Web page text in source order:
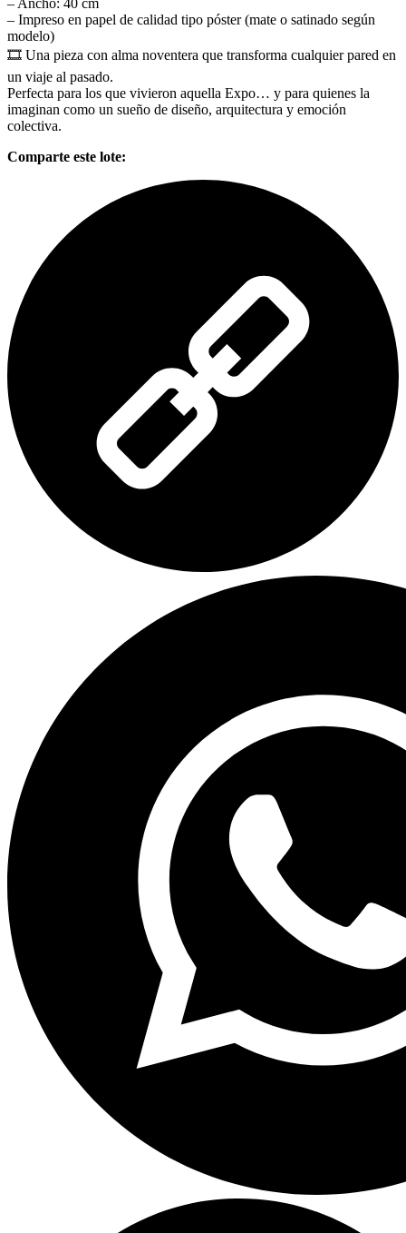
– Impreso en papel de calidad tipo póster (mate o satinado según
modelo)
🎞️ Una pieza con alma noventera que transforma cualquier pared en
un viaje al pasado.
Perfecta para los que vivieron aquella Expo… y para quienes la
imaginan como un sueño de diseño, arquitectura y emoción
colectiva.
Comparte este lote: